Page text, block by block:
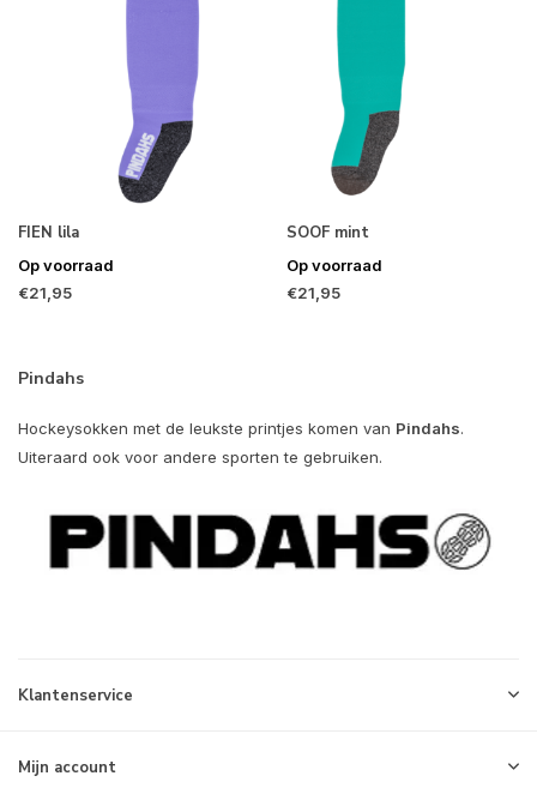
FIEN lila
Op voorraad
€21,95
SOOF mint
Op voorraad
€21,95
Pindahs
Hockeysokken met de leukste printjes komen van Pindahs.
Uiteraard ook voor andere sporten te gebruiken.
Klantenservice
Mijn account